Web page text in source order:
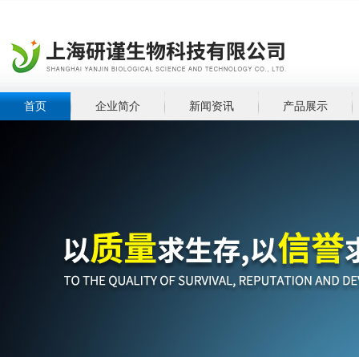
首页 企业简介 新闻资讯 产品展示